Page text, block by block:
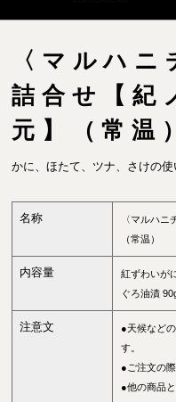
〈マルハ
詰合せ【紀
元】（常温
かに、ほたて、ツナ、さけの
名称
〈マルハニ
（常温）
内容量
紅ずわいが
ぐろ油漬
注意文
●天候など
す。
●ご注文の
●他の商品